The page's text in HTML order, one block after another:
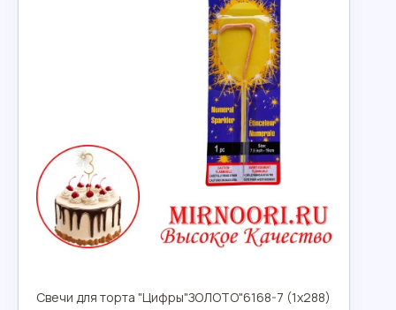
Свечи для торта "Цифры"ЗОЛОТО"6168-7 (1х288)